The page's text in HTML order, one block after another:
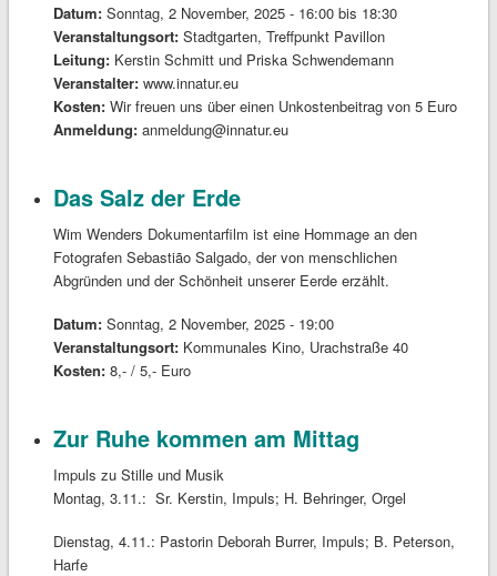
Datum: Sonntag, 2 November, 2025 - 16:00bis 18:30
Veranstaltungsort: Stadtgarten, Treffpunkt Pavillon
Leitung: Kerstin Schmitt und Priska Schwendemann
Veranstalter: www.innatur.eu
Kosten: Wir freuen uns über einen Unkostenbeitrag von 5 Euro
Anmeldung: anmeldung@innatur.eu
Das Salz der Erde
Wim Wenders Dokumentarfilm ist eine Hommage an den
Fotografen Sebastião Salgado, der von menschlichen
Abgründen und der Schönheit unserer Eerde erzählt.
Datum: Sonntag, 2 November, 2025 - 19:00
Veranstaltungsort: Kommunales Kino, Urachstraße 40
Kosten: 8,- / 5,- Euro
Zur Ruhe kommen am Mittag
Impuls zu Stille und Musik
Montag, 3.11.: Sr. Kerstin, Impuls; H. Behringer, Orgel
Dienstag, 4.11.: Pastorin Deborah Burrer, Impuls; B. Peterson,
Harfe